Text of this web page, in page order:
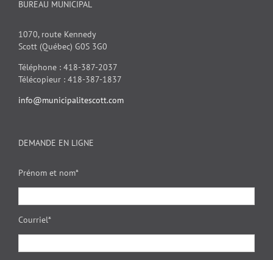
BUREAU MUNICIPAL
1070, route Kennedy
Scott (Québec) G0S 3G0
Téléphone : 418-387-2037
Télécopieur : 418-387-1837
info@municipalitescott.com
DEMANDE EN LIGNE
Prénom et nom*
Courriel*